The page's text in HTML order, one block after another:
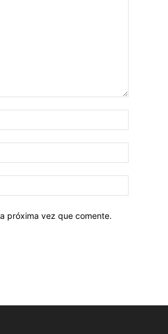
próxima vez que comente.